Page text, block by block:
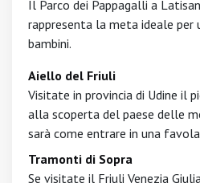
Il Parco dei Pappagalli a
rappresenta la meta ideale
bambini.
Aiello del Friuli
Visitate in provincia di Udine il
alla scoperta del paese delle
sarà come entrare in una
Tramonti di Sopra
Se visitate il Friuli Venezia